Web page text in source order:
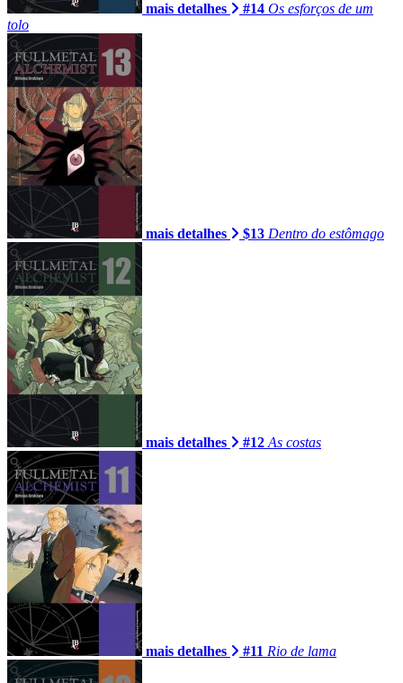
mais detalhes #14 Os esforços de um
tolo
mais detalhes $13 Dentro do estômago
mais detalhes #12 As costas
mais detalhes #11 Rio de lama